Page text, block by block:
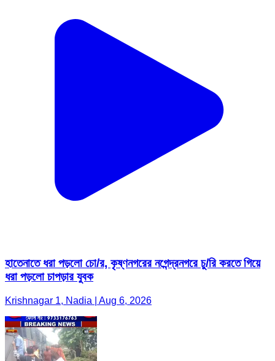
হাতেনাতে ধরা পড়লো চো/র, কৃষ্ণনগরের নগেন্দ্রনগরে চু/রি করতে গিয়ে
ধরা পড়লো চাপড়ার যুবক
Krishnagar 1, Nadia | Aug 6, 2026